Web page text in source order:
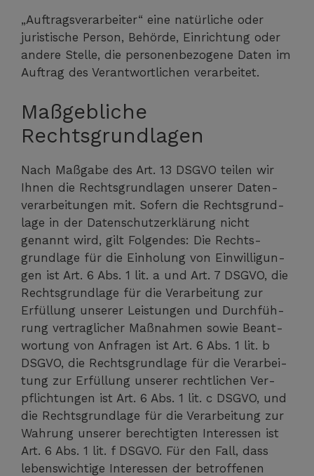
„Auf­trags­ver­ar­bei­ter“ eine natür­li­che oder
juris­ti­sche Per­son, Behör­de, Ein­rich­tung oder
ande­re Stel­le, die per­so­nen­be­zo­ge­ne Daten im
Auf­trag des Ver­ant­wort­li­chen verarbeitet.
Maßgebliche
Rechtsgrundlagen
Nach Maß­ga­be des Art. 13 DSGVO tei­len wir
Ihnen die Rechts­grund­la­gen unse­rer Daten­
ver­ar­bei­tun­gen mit. Sofern die Rechts­grund­
la­ge in der Daten­schutz­er­klä­rung nicht
genannt wird, gilt Fol­gen­des: Die Rechts­
grund­la­ge für die Ein­ho­lung von Ein­wil­li­gun­
gen ist Art. 6 Abs. 1 lit. a und Art. 7 DSGVO, die
Rechts­grund­la­ge für die Ver­ar­bei­tung zur
Erfül­lung unse­rer Leis­tun­gen und Durch­füh­
rung ver­trag­li­cher Maß­nah­men sowie Beant­
wor­tung von Anfra­gen ist Art. 6 Abs. 1 lit. b
DSGVO, die Rechts­grund­la­ge für die Ver­ar­bei­
tung zur Erfül­lung unse­rer recht­li­chen Ver­
pflich­tun­gen ist Art. 6 Abs. 1 lit. c DSGVO, und
die Rechts­grund­la­ge für die Ver­ar­bei­tung zur
Wah­rung unse­rer berech­tig­ten Inter­es­sen ist
Art. 6 Abs. 1 lit. f DSGVO. Für den Fall, dass
lebens­wich­ti­ge Inter­es­sen der betrof­fe­nen